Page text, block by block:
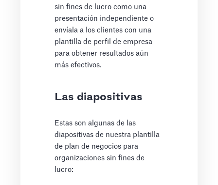
sin fines de lucro como una
presentación independiente o
envíala a los clientes con una
plantilla de perfil de empresa
para obtener resultados aún
más efectivos.
Las diapositivas
Estas son algunas de las
diapositivas de nuestra plantilla
de plan de negocios para
organizaciones sin fines de
lucro: